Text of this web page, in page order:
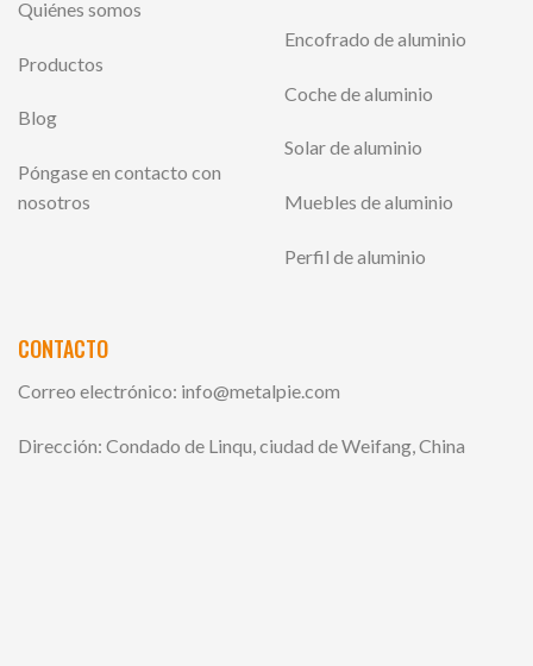
Quiénes somos
Productos
Blog
Póngase en contacto con
nosotros
Encofrado de aluminio
Coche de aluminio
Solar de aluminio
Muebles de aluminio
Perfil de aluminio
CONTACTO
Correo electrónico: info@metalpie.com
Dirección: Condado de Linqu, ciudad de Weifang, China